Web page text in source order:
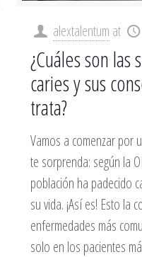
alextalentum at
¿Cuáles son las
caries y sus
trata?
Vamos a comenzar por
te sorprenda: según la
población ha padecido
su vida. ¡Así es! Esto la
enfermedades más
solo en los pacientes